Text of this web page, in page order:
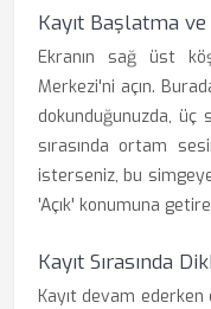
Kayıt Başlatma
Ekranın sağ üst
Merkezi'ni açın.
dokunduğunuzda, üç
sırasında ortam
isterseniz, bu
'Açık' konumuna
Kayıt Sırasında
Kayıt devam ederken